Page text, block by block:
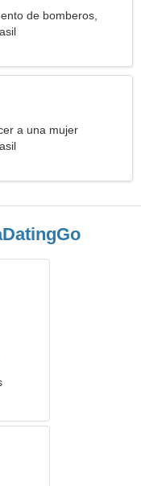
de bomberos,
a una mujer